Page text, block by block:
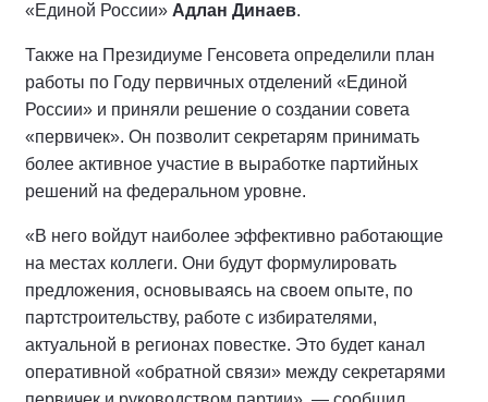
«Единой России» Адлан Динаев.
Также на Президиуме Генсовета определили план
работы по Году первичных отделений «Единой
России» и приняли решение о создании совета
«первичек». Он позволит секретарям принимать
более активное участие в выработке партийных
решений на федеральном уровне.
«В него войдут наиболее эффективно работающие
на местах коллеги. Они будут формулировать
предложения, основываясь на своем опыте, по
партстроительству, работе с избирателями,
актуальной в регионах повестке. Это будет канал
оперативной «обратной связи» между секретарями